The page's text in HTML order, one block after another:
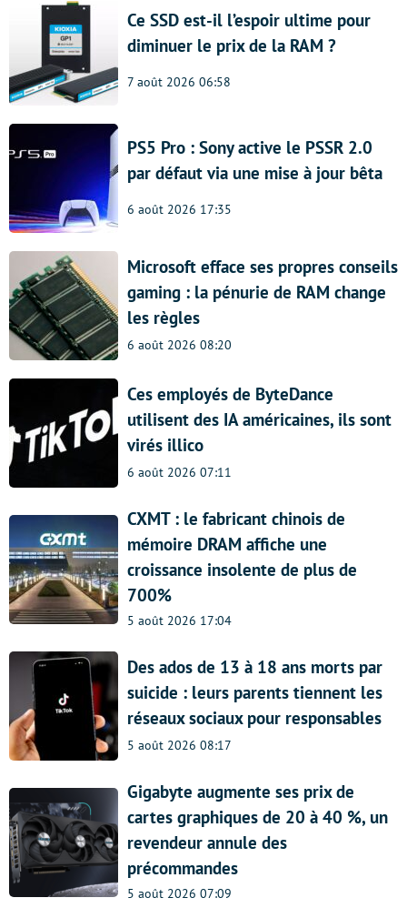
Ce SSD est-il l’espoir ultime pour
diminuer le prix de la RAM ?
7 août 2026 06:58
PS5 Pro : Sony active le PSSR 2.0
par défaut via une mise à jour bêta
6 août 2026 17:35
Microsoft efface ses propres conseils
gaming : la pénurie de RAM change
les règles
6 août 2026 08:20
Ces employés de ByteDance
utilisent des IA américaines, ils sont
virés illico
6 août 2026 07:11
CXMT : le fabricant chinois de
mémoire DRAM affiche une
croissance insolente de plus de
700%
5 août 2026 17:04
Des ados de 13 à 18 ans morts par
suicide : leurs parents tiennent les
réseaux sociaux pour responsables
5 août 2026 08:17
Gigabyte augmente ses prix de
cartes graphiques de 20 à 40 %, un
revendeur annule des
précommandes
5 août 2026 07:09